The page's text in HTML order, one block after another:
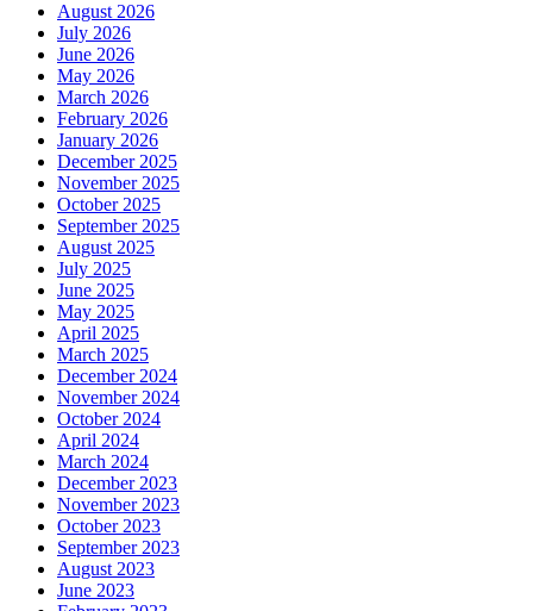
August 2026
July 2026
June 2026
May 2026
March 2026
February 2026
January 2026
December 2025
November 2025
October 2025
September 2025
August 2025
July 2025
June 2025
May 2025
April 2025
March 2025
December 2024
November 2024
October 2024
April 2024
March 2024
December 2023
November 2023
October 2023
September 2023
August 2023
June 2023